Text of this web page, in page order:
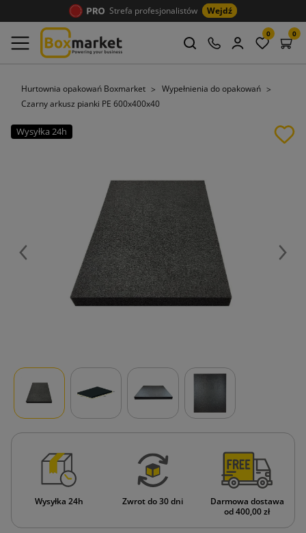
Strefa profesjonalistów Wejdź
0 0
Hurtownia opakowań Boxmarket
Wypełnienia do opakowań
Czarny arkusz pianki PE 600x400x40
Wysyłka 24h
Poprzedni
Wysyłka 24h Zwrot do 30 dni
Darmowa dostawa
od 400,00 zł